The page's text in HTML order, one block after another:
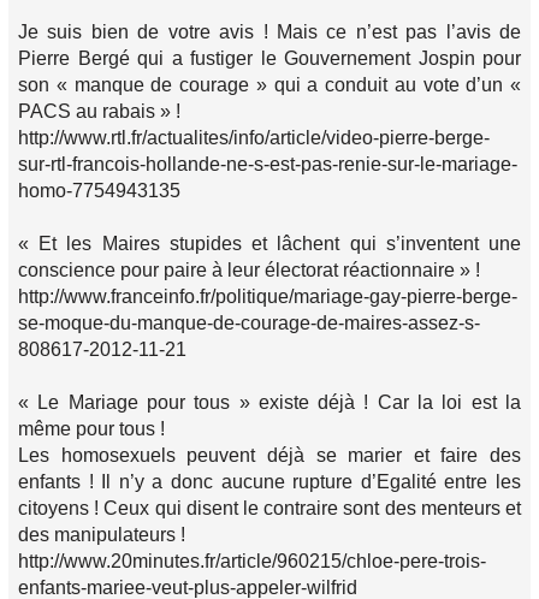
Je suis bien de votre avis ! Mais ce n’est pas l’avis de
Pierre Bergé qui a fustiger le Gouvernement Jospin pour
son « manque de courage » qui a conduit au vote d’un «
PACS au rabais » !
http://www.rtl.fr/actualites/info/article/video-pierre-berge-
sur-rtl-francois-hollande-ne-s-est-pas-renie-sur-le-mariage-
homo-7754943135
« Et les Maires stupides et lâchent qui s’inventent une
conscience pour paire à leur électorat réactionnaire » !
http://www.franceinfo.fr/politique/mariage-gay-pierre-berge-
se-moque-du-manque-de-courage-de-maires-assez-s-
808617-2012-11-21
« Le Mariage pour tous » existe déjà ! Car la loi est la
même pour tous !
Les homosexuels peuvent déjà se marier et faire des
enfants ! Il n’y a donc aucune rupture d’Egalité entre les
citoyens ! Ceux qui disent le contraire sont des menteurs et
des manipulateurs !
http://www.20minutes.fr/article/960215/chloe-pere-trois-
enfants-mariee-veut-plus-appeler-wilfrid